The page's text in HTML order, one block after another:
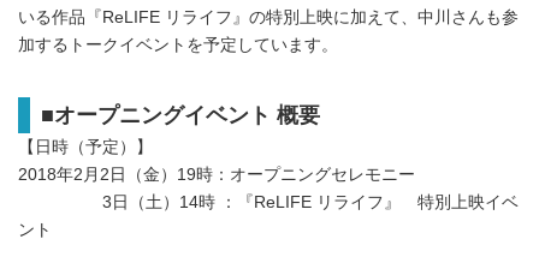
いる作品『ReLIFE リライフ』の特別上映に加えて、中川さんも参
加するトークイベントを予定しています。
■オープニングイベント 概要
【日時（予定）】
2018年2月2日（金）19時：オープニングセレモニー
3日（土）14時 ：『ReLIFE リライフ』 特別上映イベ
ント